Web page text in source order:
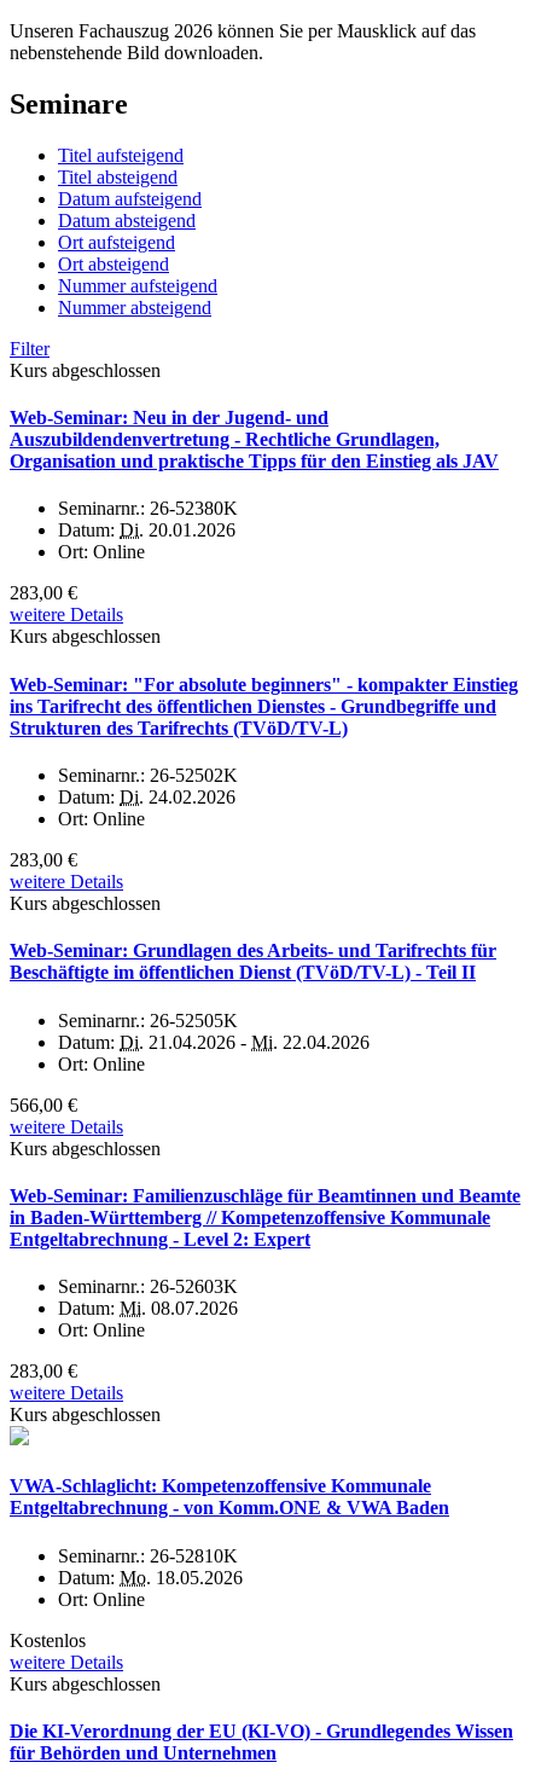
Unseren Fachauszug 2026 können Sie per Mausklick auf das
nebenstehende Bild downloaden.
Seminare
Titel aufsteigend
Titel absteigend
Datum aufsteigend
Datum absteigend
Ort aufsteigend
Ort absteigend
Nummer aufsteigend
Nummer absteigend
Filter
Kurs abgeschlossen
Web-Seminar: Neu in der Jugend- und
Auszubildendenvertretung - Rechtliche Grundlagen,
Organisation und praktische Tipps für den Einstieg als JAV
Seminarnr.: 26-52380K
Datum: Di. 20.01.2026
Ort: Online
283,00 €
weitere Details
Kurs abgeschlossen
Web-Seminar: "For absolute beginners" - kompakter Einstieg
ins Tarifrecht des öffentlichen Dienstes - Grundbegriffe und
Strukturen des Tarifrechts (TVöD/TV-L)
Seminarnr.: 26-52502K
Datum: Di. 24.02.2026
Ort: Online
283,00 €
weitere Details
Kurs abgeschlossen
Web-Seminar: Grundlagen des Arbeits- und Tarifrechts für
Beschäftigte im öffentlichen Dienst (TVöD/TV-L) - Teil II
Seminarnr.: 26-52505K
Datum: Di. 21.04.2026 - Mi. 22.04.2026
Ort: Online
566,00 €
weitere Details
Kurs abgeschlossen
Web-Seminar: Familienzuschläge für Beamtinnen und Beamte
in Baden-Württemberg // Kompetenzoffensive Kommunale
Entgeltabrechnung - Level 2: Expert
Seminarnr.: 26-52603K
Datum: Mi. 08.07.2026
Ort: Online
283,00 €
weitere Details
Kurs abgeschlossen
VWA-Schlaglicht: Kompetenzoffensive Kommunale
Entgeltabrechnung - von Komm.ONE & VWA Baden
Seminarnr.: 26-52810K
Datum: Mo. 18.05.2026
Ort: Online
Kostenlos
weitere Details
Kurs abgeschlossen
Die KI-Verordnung der EU (KI-VO) - Grundlegendes Wissen
für Behörden und Unternehmen